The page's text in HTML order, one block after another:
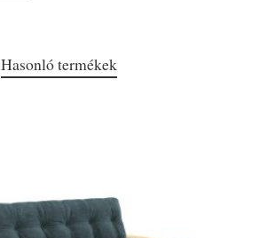
Hasonló termékek